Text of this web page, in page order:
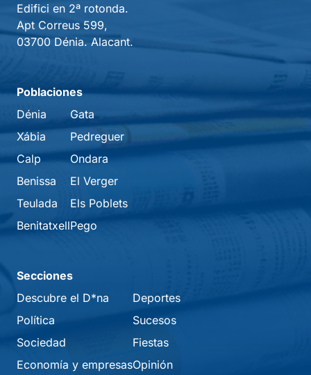
Edifici en 2ª rotonda.
Apt Correus 599,
03700 Dénia. Alacant.
Poblaciones
Dénia
Xábia
Calp
Benissa
Teulada
Benitatxell
Gata
Pedreguer
Ondara
El Verger
Els Poblets
Pego
Secciones
Descubre el D*na
Política
Sociedad
Economía y empresas
Deportes
Sucesos
Fiestas
Opinión